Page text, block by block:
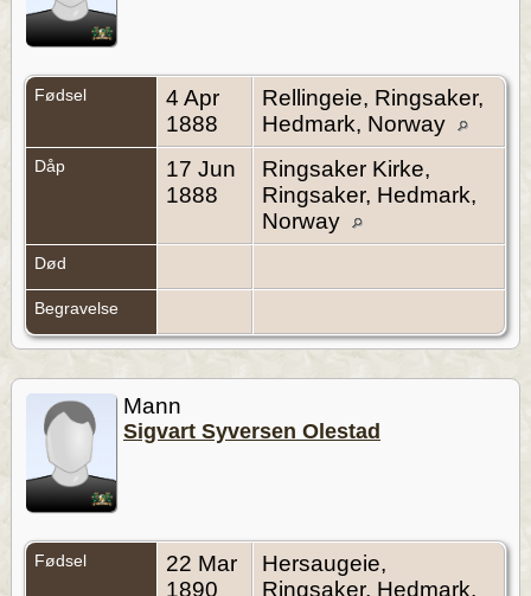
Fødsel
4 Apr
1888
Rellingeie, Ringsaker,
Hedmark, Norway
Dåp
17 Jun
1888
Ringsaker Kirke,
Ringsaker, Hedmark,
Norway
Død
Begravelse
Mann
Sigvart Syversen Olestad
Fødsel
22 Mar
1890
Hersaugeie,
Ringsaker, Hedmark,